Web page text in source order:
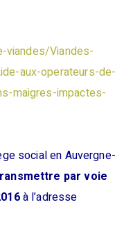
viandes/Viandes-
aux-operateurs-de-
maigres-impactes-
social en Auvergne-
par voie
à l’adresse